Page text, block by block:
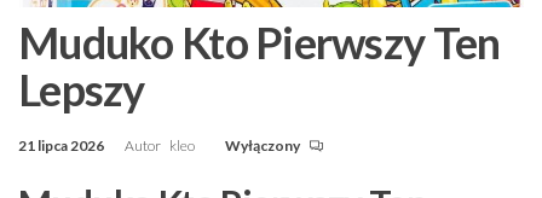
Muduko Kto Pierwszy Ten
Lepszy
21 lipca 2026 Autor kleo Wyłączony